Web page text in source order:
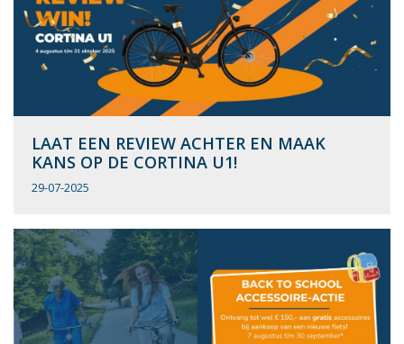
LAAT EEN REVIEW ACHTER EN MAAK
KANS OP DE CORTINA U1!
29-07-2025